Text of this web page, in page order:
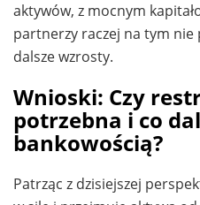
aktywów, z mocnym
partnerzy raczej na tym
dalsze wzrosty.
Wnioski: Czy
potrzebna i co
bankowością?
Patrząc z dzisiejszej